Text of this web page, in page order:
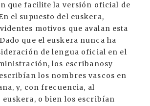
que facilite la versión oficial de
el supuesto del euskera,
motivos que avalan esta
que el euskera nunca ha
de lengua oficial en el
los escribanosy
los nombres vascos en
y, con frecuencia, al
euskera, o bien los escribían